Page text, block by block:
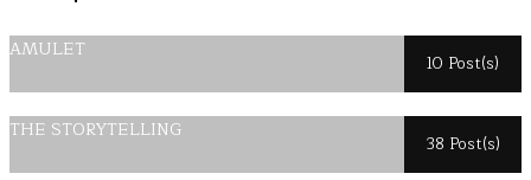
AMULET
10 Post(s)
THE STORYTELLING
38 Post(s)